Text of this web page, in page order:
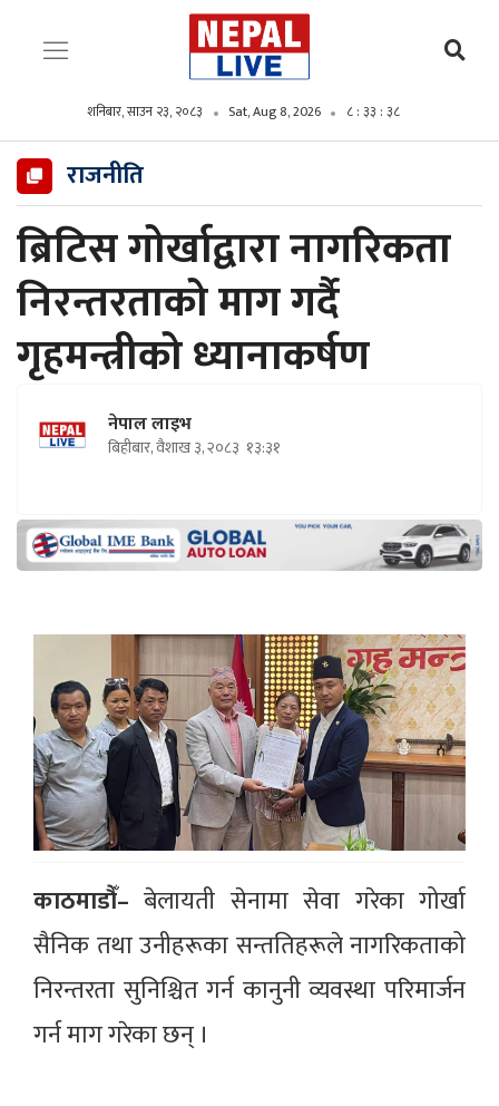
शनिबार, साउन २३, २०८३ Sat, Aug 8, 2026 ८ : ३३ : ३९
राजनीति
ब्रिटिस गोर्खाद्वारा नागरिकता
निरन्तरताको माग गर्दै
गृहमन्त्रीको ध्यानाकर्षण
नेपाल लाइभ
बिहीबार, वैशाख ३, २०८३ १३:३१
काठमाडौँ– बेलायती सेनामा सेवा गरेका गोर्खा
सैनिक तथा उनीहरूका सन्ततिहरूले नागरिकताको
निरन्तरता सुनिश्चित गर्न कानुनी व्यवस्था परिमार्जन
गर्न माग गरेका छन् ।